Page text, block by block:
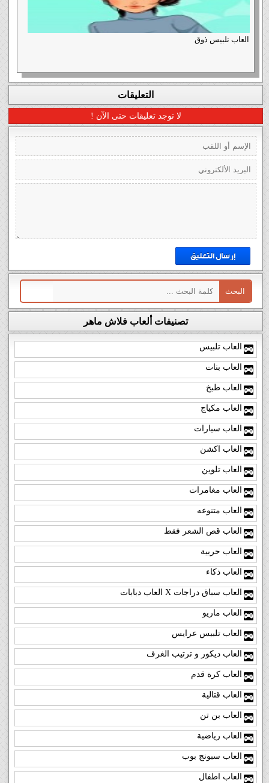
العاب تلبيس ذوق
التعليقات
لا توجد تعليقات حتى الآن !
تصنيفات ألعاب فلاش ماهر
العاب تلبيس
العاب بنات
العاب طبخ
العاب مكياج
العاب سيارات
العاب اكشن
العاب تلوين
العاب مغامرات
العاب متنوعه
العاب قص الشعر فقط
العاب حربية
العاب ذكاء
العاب سباق دراجات X العاب دبابات
العاب ماريو
العاب تلبيس عرايس
العاب ديكور و ترتيب الغرف
العاب كرة قدم
العاب قتالية
العاب بن تن
العاب رياضية
العاب سبونج بوب
العاب اطفال